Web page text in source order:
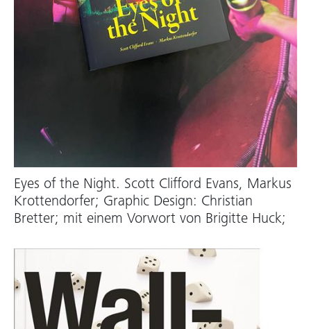
Eyes of the Night. Scott Clifford Evans, Markus
Krottendorfer; Graphic Design: Christian
Bretter; mit einem Vorwort von Brigitte Huck;